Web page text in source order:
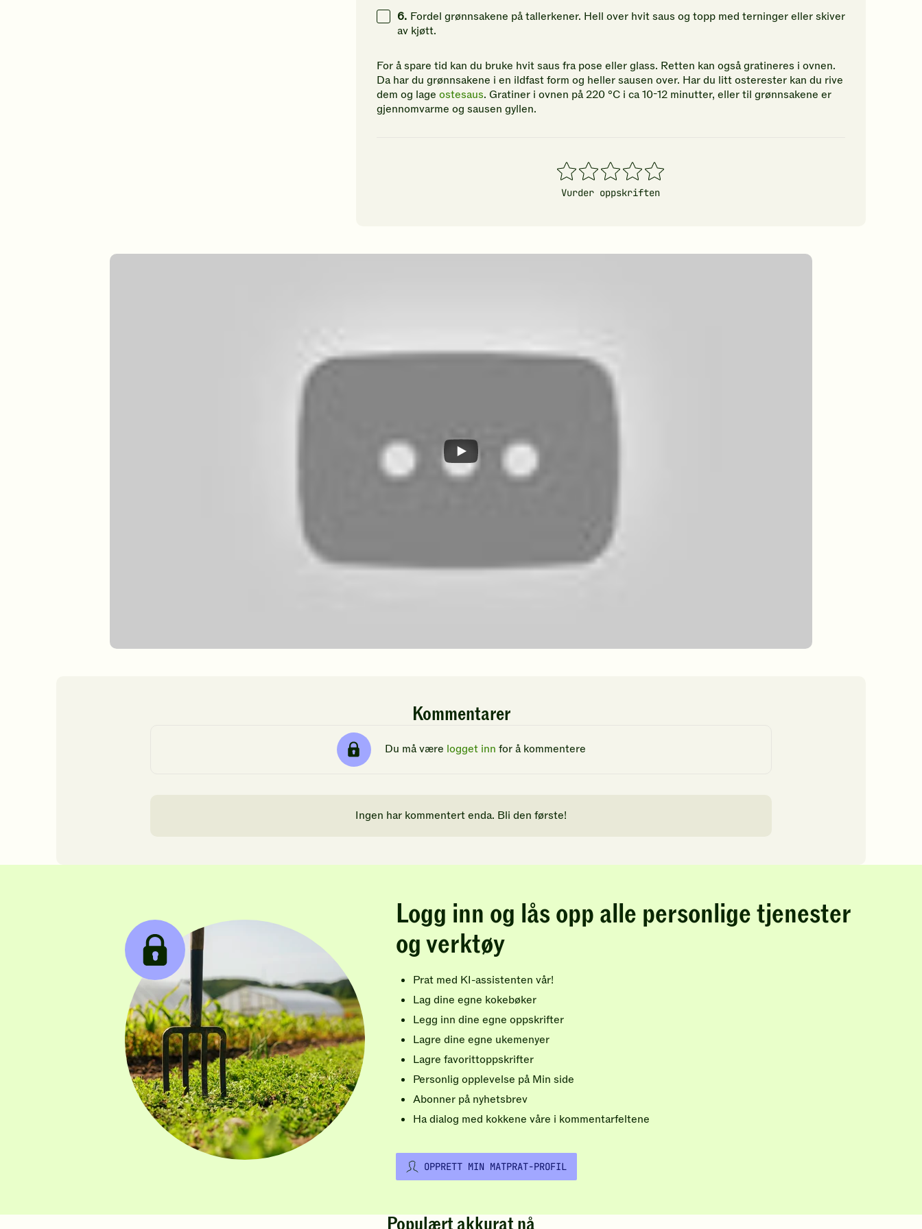
6. Fordel grønnsakene på tallerkener. Hell over hvit saus og topp med terninger eller skiver
av kjøtt.
For å spare tid kan du bruke hvit saus fra pose eller glass. Retten kan også gratineres i ovnen.
Da har du grønnsakene i en ildfast form og heller sausen over. Har du litt osterester kan du rive
dem og lage ostesaus. Gratiner i ovnen på 220 °C i ca 10-12 minutter, eller til grønnsakene er
gjennomvarme og sausen gyllen.
1
stjerner
2
stjerner
3
stjerner
4
stjerner
5
stjerner
Vurder oppskriften
Kommentarer
Du må være logget inn for å kommentere
Ingen har kommentert enda. Bli den første!
Logg inn og lås opp alle personlige tjenester
og verktøy
Prat med KI-assistenten vår!
Lag dine egne kokebøker
Legg inn dine egne oppskrifter
Lagre dine egne ukemenyer
Lagre favorittoppskrifter
Personlig opplevelse på Min side
Abonner på nyhetsbrev
Ha dialog med kokkene våre i kommentarfeltene
OPPRETT MIN MATPRAT-PROFIL